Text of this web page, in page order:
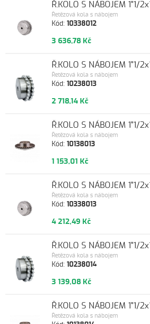
Kód:10338012
Řetězová kola s nábojem
Ř.KOLO S NÁBOJEM 1"1/
3 636,78 Kč
Kód:10238013
Řetězová kola s nábojem
Ř.KOLO S NÁBOJEM 1"1/
2 718,14 Kč
Kód:10138013
Řetězová kola s nábojem
Ř.KOLO S NÁBOJEM 1"1/
1 153,01 Kč
Kód:10338013
Řetězová kola s nábojem
Ř.KOLO S NÁBOJEM 1"1/
4 212,49 Kč
Kód:10238014
Řetězová kola s nábojem
Ř.KOLO S NÁBOJEM 1"1/
3 139,08 Kč
Řetězová kola s nábojem
Ř.KOLO S NÁBOJEM 1"1/